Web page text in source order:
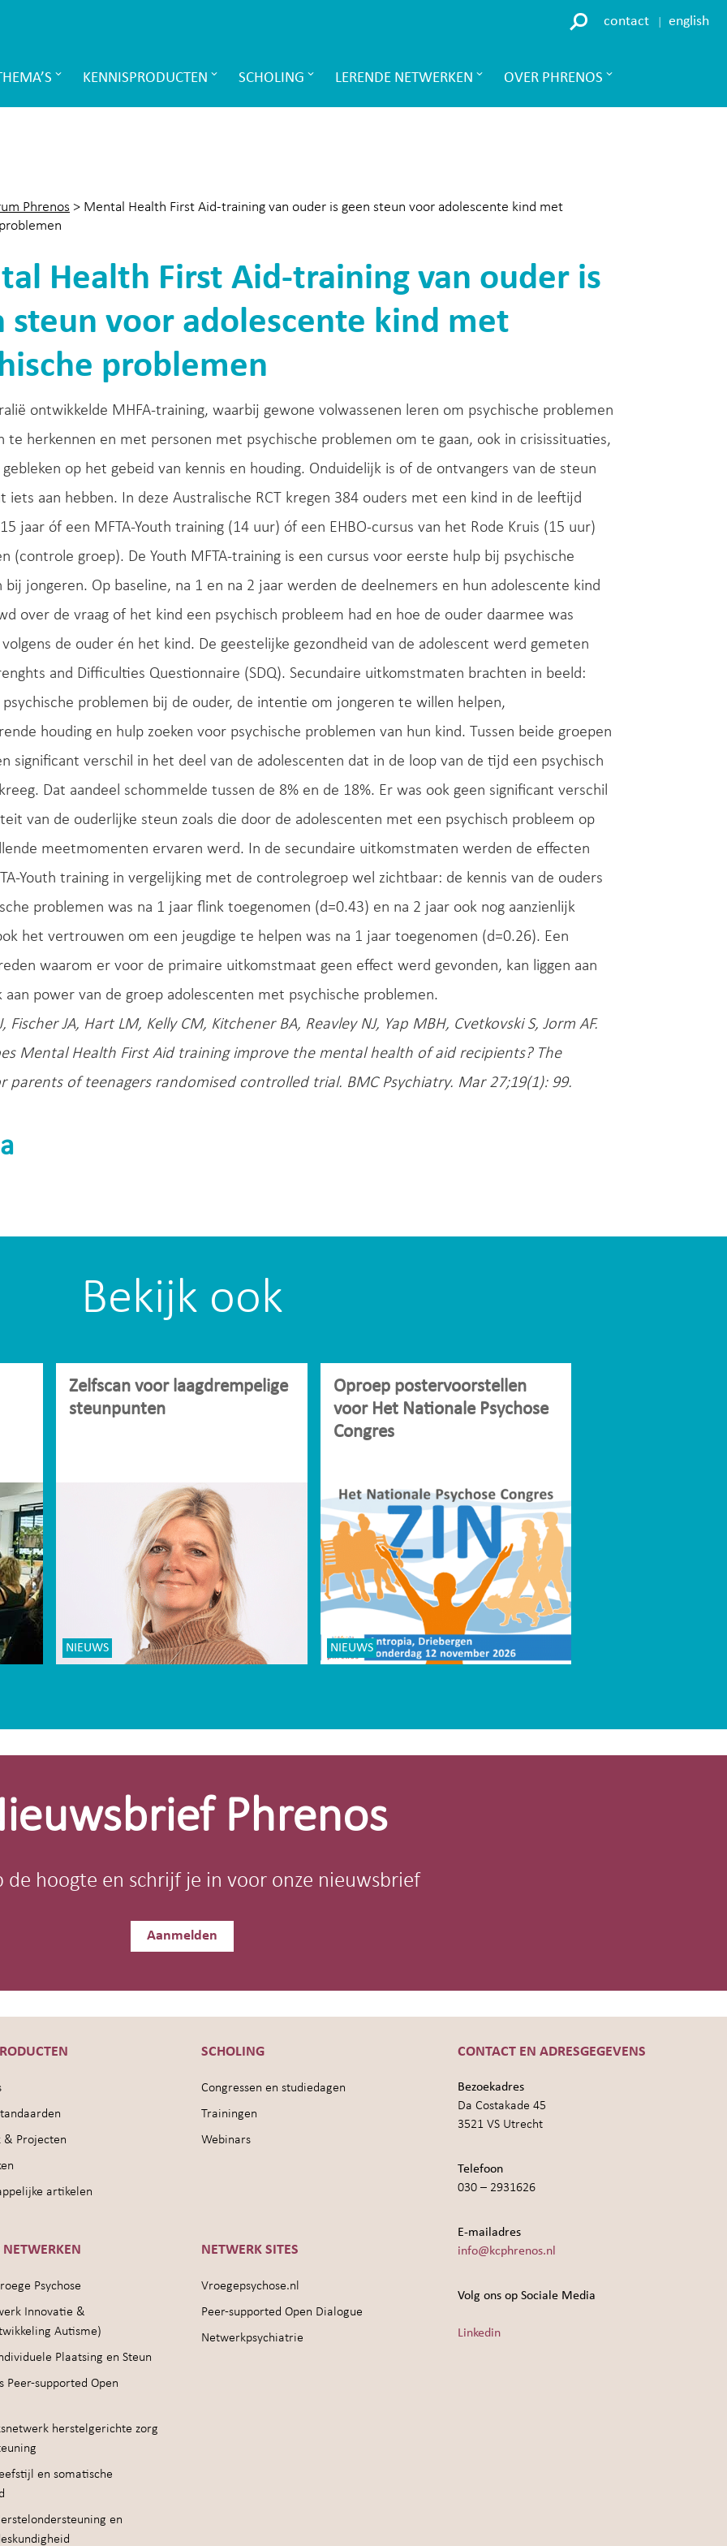
contact english
KENNISPRODUCTEN SCHOLING LERENDE NETWERKEN OVER PHRENOS
Phrenos > Mental Health First Aid-training van ouder is geen steun voor adolescente kind met
Health First Aid-training van ouder is
steun voor adolescente kind met
problemen
ontwikkelde MHFA-training, waarbij gewone volwassenen leren om psychische problemen
te herkennen en met personen met psychische problemen om te gaan, ook in crisissituaties,
op het gebeid van kennis en houding. Onduidelijk is of de ontvangers van de steun
iets aan hebben. In deze Australische RCT kregen 384 ouders met een kind in de leeftijd
jaar óf een MFTA-Youth training (14 uur) óf een EHBO-cursus van het Rode Kruis (15 uur)
(controle groep). De Youth MFTA-training is een cursus voor eerste hulp bij psychische
bij jongeren. Op baseline, na 1 en na 2 jaar werden de deelnemers en hun adolescente kind
over de vraag of het kind een psychisch probleem had en hoe de ouder daarmee was
volgens de ouder én het kind. De geestelijke gezondheid van de adolescent werd gemeten
and Difficulties Questionnaire (SDQ). Secundaire uitkomstmaten brachten in beeld:
psychische problemen bij de ouder, de intentie om jongeren te willen helpen,
houding en hulp zoeken voor psychische problemen van hun kind. Tussen beide groepen
significant verschil in het deel van de adolescenten dat in de loop van de tijd een psychisch
Dat aandeel schommelde tussen de 8% en de 18%. Er was ook geen significant verschil
van de ouderlijke steun zoals die door de adolescenten met een psychisch probleem op
meetmomenten ervaren werd. In de secundaire uitkomstmaten werden de effecten
Youth training in vergelijking met de controlegroep wel zichtbaar: de kennis van de ouders
problemen was na 1 jaar flink toegenomen (d=0.43) en na 2 jaar ook nog aanzienlijk
het vertrouwen om een jeugdige te helpen was na 1 jaar toegenomen (d=0.26). Een
waarom er voor de primaire uitkomstmaat geen effect werd gevonden, kan liggen aan
aan power van de groep adolescenten met psychische problemen.
Fischer JA, Hart LM, Kelly CM, Kitchener BA, Reavley NJ, Yap MBH, Cvetkovski S, Jorm AF.
Mental Health First Aid training improve the mental health of aid recipients? The
parents of teenagers randomised controlled trial. BMC Psychiatry. Mar 27;19(1): 99.
Bekijk ook
Zelfscan voor laagdrempelige
steunpunten
NIEUWS
Oproep postervoorstellen
voor Het Nationale Psychose
Congres
NIEUWS
Phrenos
de hoogte en schrijf je in voor onze nieuwsbrief
Aanmelden
& Projecten
artikelen
SCHOLING
Congressen en studiedagen
Trainingen
Webinars
NETWERKEN
Psychose
Innovatie &
Autisme)
Plaatsing en Steun
Peer-supported Open
herstelgerichte zorg
en somatische
en
NETWERK SITES
Vroegepsychose.nl
Peer-supported Open Dialogue
Netwerkpsychiatrie
CONTACT EN ADRESGEGEVENS
Bezoekadres
Da Costakade 45
3521 VS Utrecht
Telefoon
030 – 2931626
E-mailadres
info@kcphrenos.nl
Volg ons op Sociale Media
Linkedin